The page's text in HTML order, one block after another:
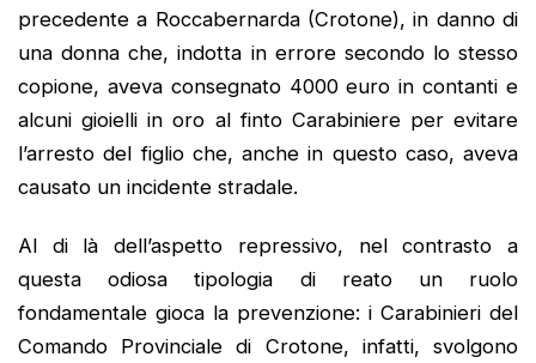
precedente a Roccabernarda (Crotone), in danno di
una donna che, indotta in errore secondo lo stesso
copione, aveva consegnato 4000 euro in contanti e
alcuni gioielli in oro al finto Carabiniere per evitare
l’arresto del figlio che, anche in questo caso, aveva
causato un incidente stradale.
Al di là dell’aspetto repressivo, nel contrasto a
questa odiosa tipologia di reato un ruolo
fondamentale gioca la prevenzione: i Carabinieri del
Comando Provinciale di Crotone, infatti, svolgono